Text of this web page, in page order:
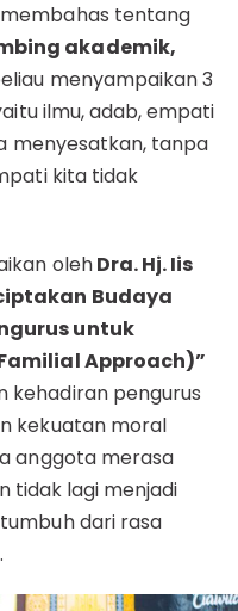
tentang
akademik,
menyampaikan 3
ilmu, adab, empati
menyesatkan, tanpa
kita tidak
olehDra. Hj. Iis
Budaya
untuk
Approach)”
kehadiran pengurus
kekuatan moral
anggota merasa
tidak lagi menjadi
dari rasa